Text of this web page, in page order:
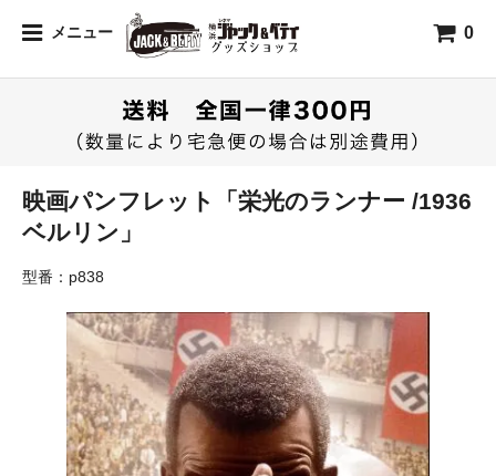
メニュー 0
映画パンフレット「栄光のランナー /1936
ベルリン」
型番：p838